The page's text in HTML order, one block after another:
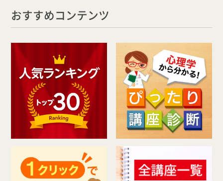
おすすめコンテンツ